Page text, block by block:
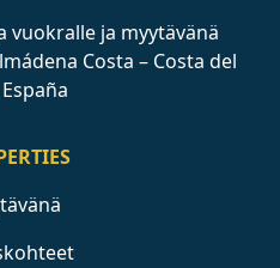
vuokralle ja myytävänä
Costa – Costa del